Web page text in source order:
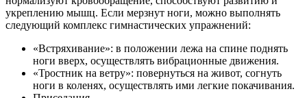
укреплению мышц. Если мерзнут ноги, можно выполнять
следующий комплекс гимнастических упражнений:
«Встряхивание»: в положении лежа на спине поднять
ноги вверх, осуществлять вибрационные движения.
«Тростник на ветру»: повернуться на живот, согнуть
ноги в коленях, осуществлять ими легкие покачивания.